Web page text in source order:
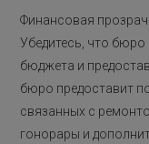
Финансовая
Убедитесь, что
бюджета и
бюро предоставит
связанных с
гонорары и